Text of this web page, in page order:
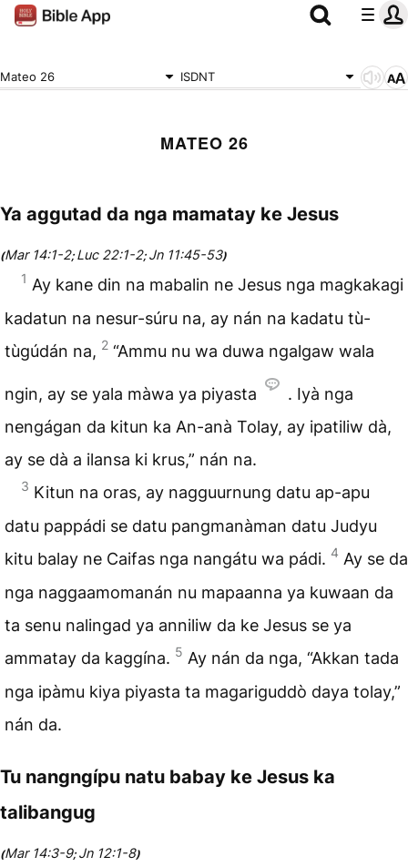
Mateo 26 ISDNT
MATEO 26
Ya aggutad da nga mamatay ke Jesus
(Mar 14:1-2;Luc 22:1-2;Jn 11:45-53)
1 Ay kane din na mabalin ne Jesus nga magkakagi
kadatun na nesur-súru na, ay nán na kadatu tù-
tùgúdán na, 2 “Ammu nu wa duwa ngalgaw wala
ngin, ay se yala màwa ya piyasta
. Iyà nga
nengágan da kitun ka An-anà Tolay, ay ipatiliw dà,
ay se dà a ilansa ki krus,” nán na.
3 Kitun na oras, ay nagguurnung datu ap-apu
datu pappádi se datu pangmanàman datu Judyu
kitu balay ne Caifas nga nangátu wa pádi. 4 Ay se da
nga naggaamomanán nu mapaanna ya kuwaan da
ta senu nalingad ya anniliw da ke Jesus se ya
ammatay da kaggína. 5 Ay nán da nga, “Akkan tada
nga ipàmu kiya piyasta ta magariguddò daya tolay,”
nán da.
Tu nangngípu natu babay ke Jesus ka
talibangug
(Mar 14:3-9;Jn 12:1-8)